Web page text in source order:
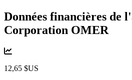
Données financières de
Corporation OMER
12,65 $US